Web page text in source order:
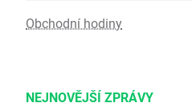
Obchodní hodiny
NEJNOVĚJŠÍ ZPRÁVY